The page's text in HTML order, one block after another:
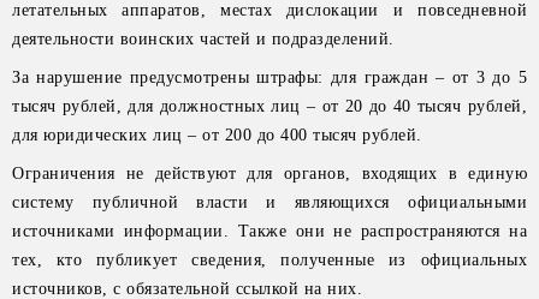
летательных аппаратов, местах дислокации и повседневной
деятельности воинских частей и подразделений.
За нарушение предусмотрены штрафы: для граждан – от 3 до 5
тысяч рублей, для должностных лиц – от 20 до 40 тысяч рублей,
для юридических лиц – от 200 до 400 тысяч рублей.
Ограничения не действуют для органов, входящих в единую
систему публичной власти и являющихся официальными
источниками информации. Также они не распространяются на
тех, кто публикует сведения, полученные из официальных
источников, с обязательной ссылкой на них.